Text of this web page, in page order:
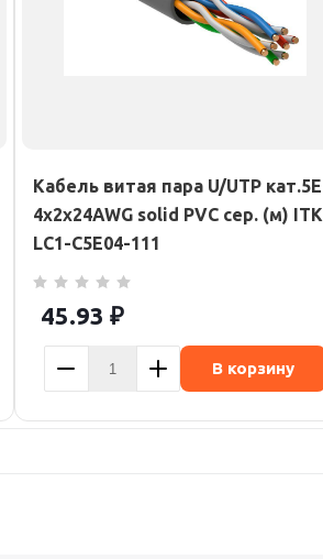
Кабель витая пара U/UTP кат.5E
4х2х24AWG solid PVC сер. (м) ITK
LC1-C5E04-111
45.93 ₽
В корзину